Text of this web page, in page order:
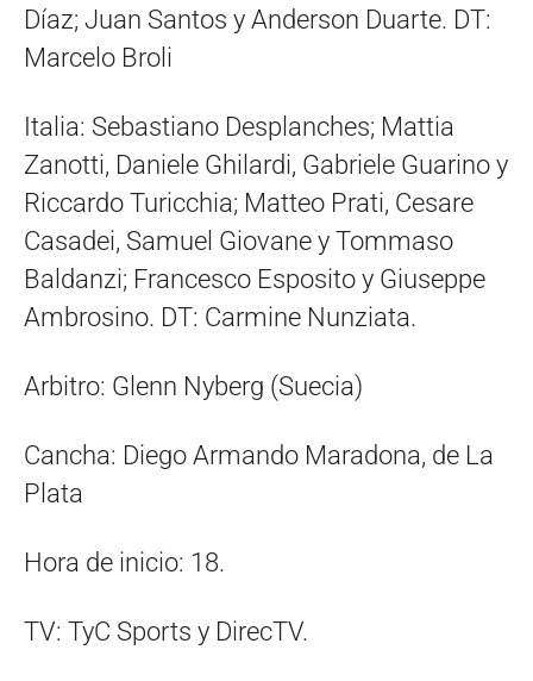
Díaz; Juan Santos y Anderson Duarte. DT:
Marcelo Broli
Italia: Sebastiano Desplanches; Mattia
Zanotti, Daniele Ghilardi, Gabriele Guarino y
Riccardo Turicchia; Matteo Prati, Cesare
Casadei, Samuel Giovane y Tommaso
Baldanzi; Francesco Esposito y Giuseppe
Ambrosino. DT: Carmine Nunziata.
Arbitro: Glenn Nyberg (Suecia)
Cancha: Diego Armando Maradona, de La
Plata
Hora de inicio: 18.
TV: TyC Sports y DirecTV.